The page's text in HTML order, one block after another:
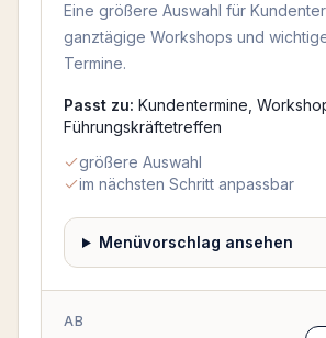
Eine größere Auswahl für
ganztägige Workshops und
Termine.
Passt zu: Kundentermine,
Führungskräftetreffen
größere Auswahl
im nächsten Schritt anpassbar
Menüvorschlag ansehen
AB